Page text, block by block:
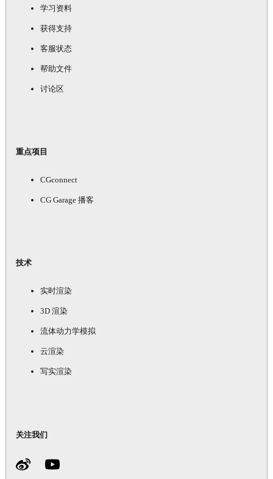
学习资料
获得支持
客服状态
帮助文件
讨论区
重点项目
CGconnect
CG Garage 播客
技术
实时渲染
3D 渲染
流体动力学模拟
云渲染
写实渲染
关注我们